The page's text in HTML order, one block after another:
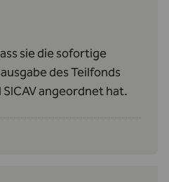
sie die sofortige
des Teilfonds
angeordnet hat.